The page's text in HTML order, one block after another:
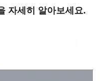
자세히 알아보세요.